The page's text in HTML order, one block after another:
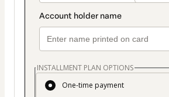
INSTALLMENT PLAN OPTIONS
One-time payment